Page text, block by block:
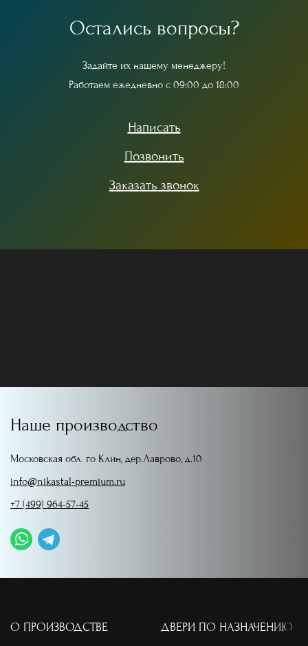
Остались вопросы?
Задайте их нашему менеджеру!
Работаем ежедневно с 09:00 до 18:00
Написать
Позвонить
Заказать звонок
Наше производство
Московская обл. го Клин, дер.Лаврово, д.10
info@nikastal-premium.ru
+7 (499) 964-57-45
О ПРОИЗВОДСТВЕ ДВЕРИ ПО НАЗНАЧЕНИЮ